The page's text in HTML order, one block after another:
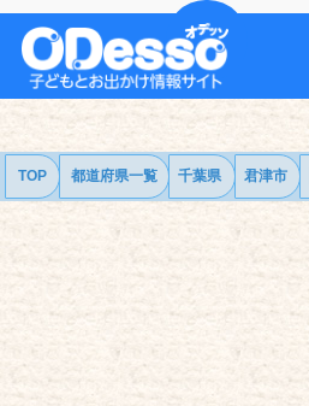
TOP 都道府県一覧 千葉県 君津市